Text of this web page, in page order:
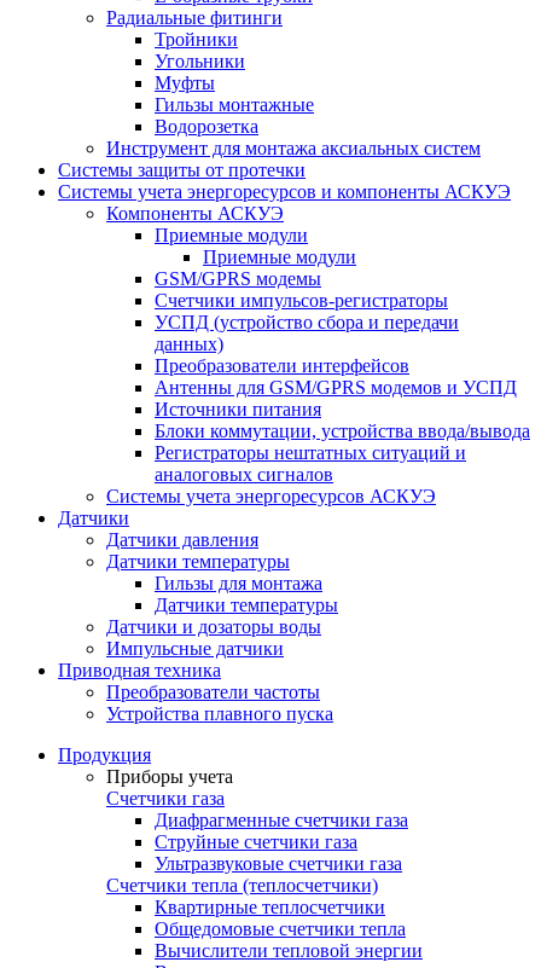
Радиальные фитинги
Тройники
Угольники
Муфты
Гильзы монтажные
Водорозетка
Инструмент для монтажа аксиальных систем
Системы защиты от протечки
Системы учета энергоресурсов и компоненты АСКУЭ
Компоненты АСКУЭ
Приемные модули
Приемные модули
GSM/GPRS модемы
Счетчики импульсов-регистраторы
УСПД (устройство сбора и передачи
данных)
Преобразователи интерфейсов
Антенны для GSM/GPRS модемов и УСПД
Источники питания
Блоки коммутации, устройства ввода/вывода
Регистраторы нештатных ситуаций и
аналоговых сигналов
Системы учета энергоресурсов АСКУЭ
Датчики
Датчики давления
Датчики температуры
Гильзы для монтажа
Датчики температуры
Датчики и дозаторы воды
Импульсные датчики
Приводная техника
Преобразователи частоты
Устройства плавного пуска
Продукция
Приборы учета
Счетчики газа
Диафрагменные счетчики газа
Струйные счетчики газа
Ультразвуковые счетчики газа
Счетчики тепла (теплосчетчики)
Квартирные теплосчетчики
Общедомовые счетчики тепла
Вычислители тепловой энергии